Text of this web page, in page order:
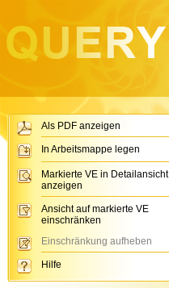
Als PDF anzeigen
In Arbeitsmappe legen
Markierte VE in Detailansicht
anzeigen
Ansicht auf markierte VE
einschränken
Einschränkung aufheben
Hilfe